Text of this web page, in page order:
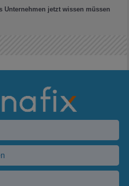
Unternehmen jetzt wissen müssen